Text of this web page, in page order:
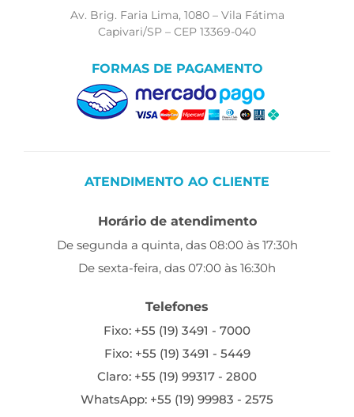
Av. Brig. Faria Lima, 1080 – Vila Fátima
Capivari/SP – CEP 13369-040
FORMAS DE PAGAMENTO
ATENDIMENTO AO CLIENTE
Horário de atendimento
De segunda a quinta, das 08:00 às 17:30h
De sexta-feira, das 07:00 às 16:30h
Telefones
Fixo: +55 (19) 3491 - 7000
Fixo: +55 (19) 3491 - 5449
Claro: +55 (19) 99317 - 2800
WhatsApp: +55 (19) 99983 - 2575